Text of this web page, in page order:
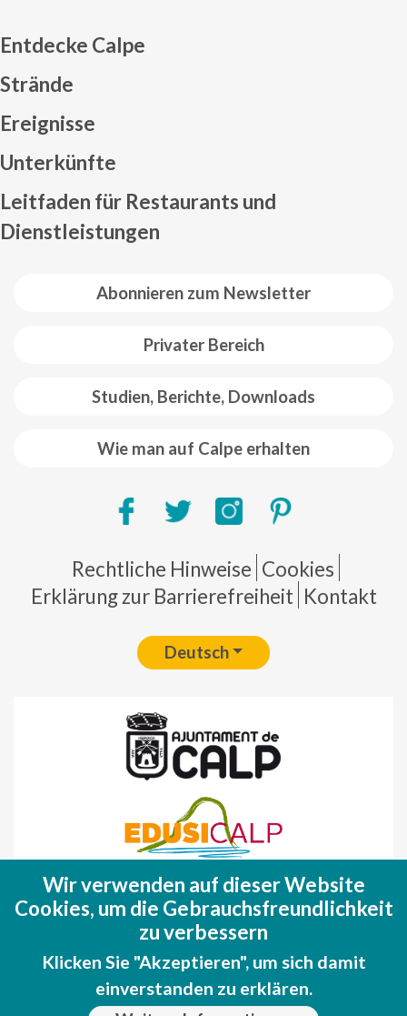
Abonnieren zum Newsletter
Privater Bereich
Studien, Berichte, Downloads
Wie man auf Calpe erhalten
Entdecke Calpe
Strände
Ereignisse
Unterkünfte
Leitfaden für Restaurants und
Dienstleistungen
Pie de página
Rechtliche Hinweise Cookies
Erklärung zur Barrierefreiheit Kontakt
Deutsch
Fondo Europeo de Desarrollo Regional
(FEDER)
Una manera de hacer EUROPA
Wir verwenden auf dieser Website
Cookies, um die Gebrauchsfreundlichkeit
zu verbessern
Klicken Sie "Akzeptieren", um sich damit
einverstanden zu erklären.